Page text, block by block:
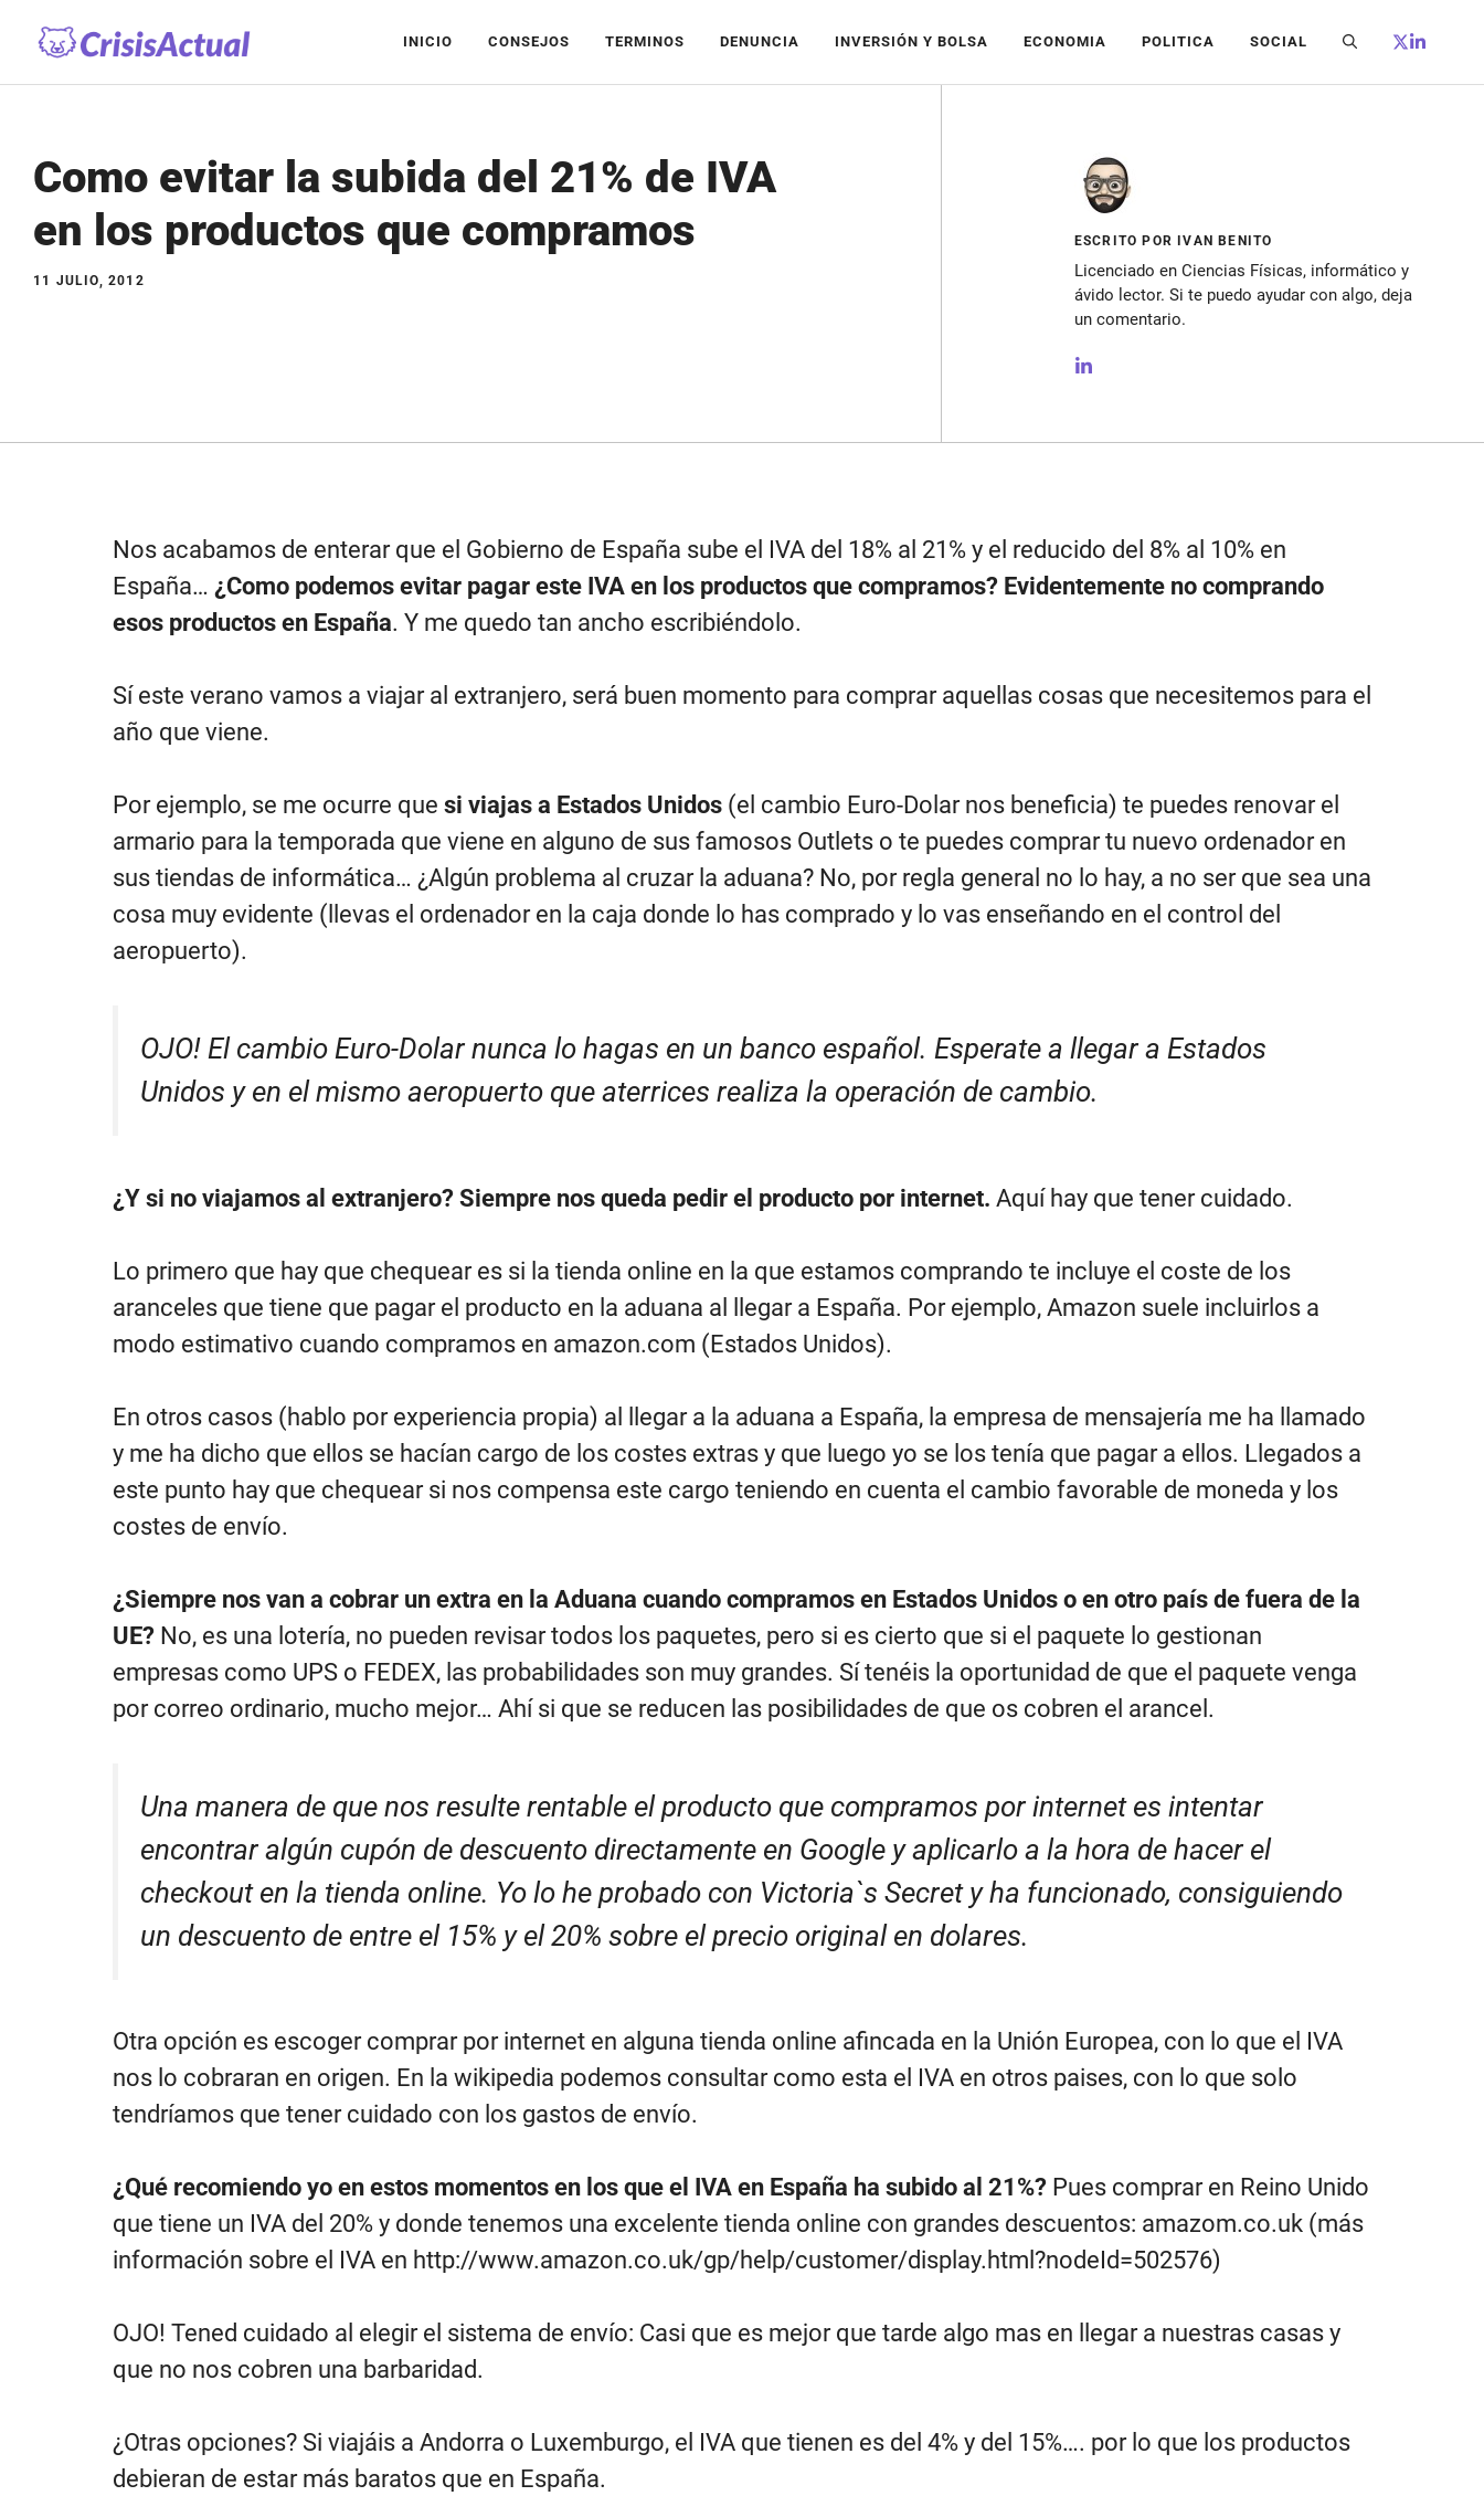
contenido
INICIO CONSEJOS TERMINOS DENUNCIA INVERSIÓN Y BOLSA ECONOMIA POLITICA SOCIAL
Como evitar la subida del 21% de IVA
en los productos que compramos
11 JULIO, 2012
ESCRITO POR IVAN BENITO
Licenciado en Ciencias Físicas, informático y
ávido lector. Si te puedo ayudar con algo, deja
un comentario.
Nos acabamos de enterar que el Gobierno de España sube el IVA del 18% al 21% y el reducido del 8% al 10% en
España… ¿Como podemos evitar pagar este IVA en los productos que compramos? Evidentemente no comprando
esos productos en España. Y me quedo tan ancho escribiéndolo.
Sí este verano vamos a viajar al extranjero, será buen momento para comprar aquellas cosas que necesitemos para el
año que viene.
Por ejemplo, se me ocurre que si viajas a Estados Unidos (el cambio Euro-Dolar nos beneficia) te puedes renovar el
armario para la temporada que viene en alguno de sus famosos Outlets o te puedes comprar tu nuevo ordenador en
sus tiendas de informática… ¿Algún problema al cruzar la aduana? No, por regla general no lo hay, a no ser que sea una
cosa muy evidente (llevas el ordenador en la caja donde lo has comprado y lo vas enseñando en el control del
aeropuerto).
OJO! El cambio Euro-Dolar nunca lo hagas en un banco español. Esperate a llegar a Estados
Unidos y en el mismo aeropuerto que aterrices realiza la operación de cambio.
¿Y si no viajamos al extranjero? Siempre nos queda pedir el producto por internet. Aquí hay que tener cuidado.
Lo primero que hay que chequear es si la tienda online en la que estamos comprando te incluye el coste de los
aranceles que tiene que pagar el producto en la aduana al llegar a España. Por ejemplo, Amazon suele incluirlos a
modo estimativo cuando compramos en amazon.com (Estados Unidos).
En otros casos (hablo por experiencia propia) al llegar a la aduana a España, la empresa de mensajería me ha llamado
y me ha dicho que ellos se hacían cargo de los costes extras y que luego yo se los tenía que pagar a ellos. Llegados a
este punto hay que chequear si nos compensa este cargo teniendo en cuenta el cambio favorable de moneda y los
costes de envío.
¿Siempre nos van a cobrar un extra en la Aduana cuando compramos en Estados Unidos o en otro país de fuera de la
UE? No, es una lotería, no pueden revisar todos los paquetes, pero si es cierto que si el paquete lo gestionan
empresas como UPS o FEDEX, las probabilidades son muy grandes. Sí tenéis la oportunidad de que el paquete venga
por correo ordinario, mucho mejor… Ahí si que se reducen las posibilidades de que os cobren el arancel.
Una manera de que nos resulte rentable el producto que compramos por internet es intentar
encontrar algún cupón de descuento directamente en Google y aplicarlo a la hora de hacer el
checkout en la tienda online. Yo lo he probado con Victoria`s Secret y ha funcionado, consiguiendo
un descuento de entre el 15% y el 20% sobre el precio original en dolares.
Otra opción es escoger comprar por internet en alguna tienda online afincada en la Unión Europea, con lo que el IVA
nos lo cobraran en origen. En la wikipedia podemos consultar como esta el
IVA en otros paises, con lo que solo
tendríamos que tener cuidado con los gastos de envío.
¿Qué recomiendo yo en estos momentos en los que el IVA en España ha subido al 21%? Pues comprar en Reino Unido
que tiene un IVA del 20% y donde tenemos una excelente tienda online con grandes descuentos: amazom.co.uk (más
información sobre el IVA en http://www.amazon.co.uk/gp/help/customer/display.html?nodeId=502576)
OJO! Tened cuidado al elegir el sistema de envío: Casi que es mejor que tarde algo mas en llegar a nuestras casas y
que no nos cobren una barbaridad.
¿Otras opciones? Si viajáis a Andorra o Luxemburgo, el IVA que tienen es del 4% y del 15%…. por lo que los productos
debieran de estar más baratos que en España.